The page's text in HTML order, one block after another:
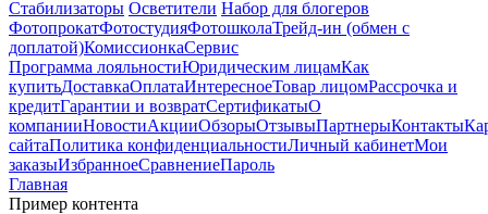
Стабилизаторы Осветители Набор для блогеров
ФотопрокатФотостудияФотошколаТрейд-ин (обмен с
доплатой)КомиссионкаСервис
Программа лояльностиЮридическим лицамКак
купитьДоставкаОплатаИнтересноеТовар лицомРассрочка и
кредитГарантии и возвратСертификатыО
компанииНовостиАкцииОбзорыОтзывыПартнерыКонтакты
сайтаПолитика конфиденциальностиЛичный кабинетМои
заказыИзбранноеСравнениеПароль
Главная
Пример контента